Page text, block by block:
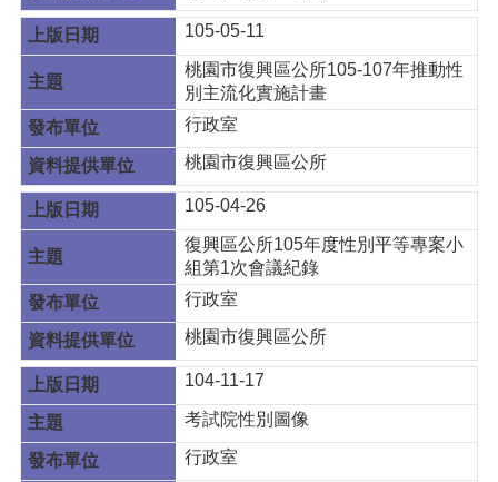
105-05-11
桃園市復興區公所105-107年推動性
別主流化實施計畫
行政室
桃園市復興區公所
105-04-26
復興區公所105年度性別平等專案小
組第1次會議紀錄
行政室
桃園市復興區公所
104-11-17
考試院性別圖像
行政室